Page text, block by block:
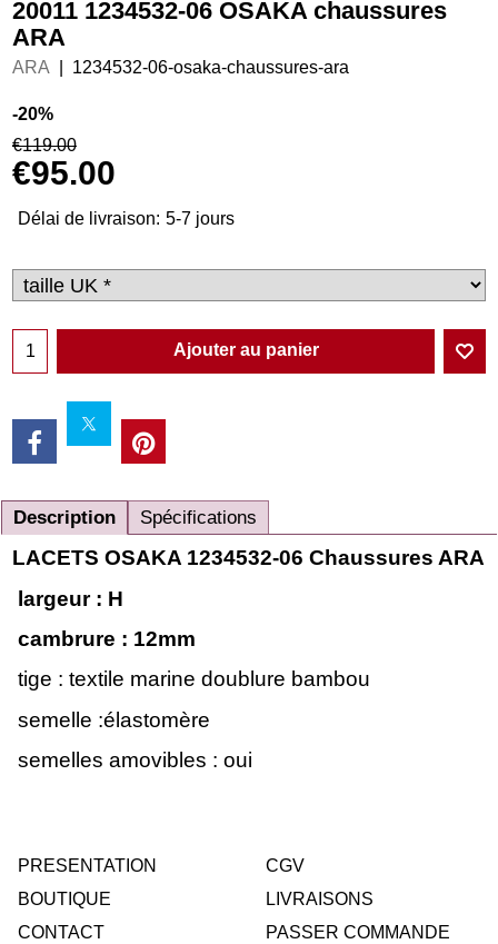
20011 1234532-06 OSAKA chaussures
ARA
ARA 1234532-06-osaka-chaussures-ara
-20%
€119.00
€95.00
Délai de livraison: 5-7 jours
Ajouter au panier
Description Spécifications
LACETS OSAKA 1234532-06 Chaussures ARA
largeur : H
cambrure : 12mm
tige : textile marine doublure bambou
semelle :élastomère
semelles amovibles : oui
PRESENTATION
BOUTIQUE
CONTACT
CGV
LIVRAISONS
PASSER COMMANDE